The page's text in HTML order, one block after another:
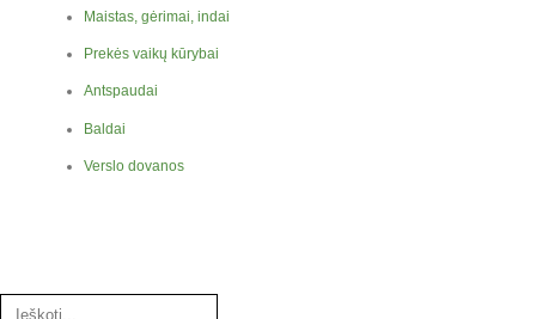
Maistas, gėrimai, indai
Prekės vaikų kūrybai
Antspaudai
Baldai
Verslo dovanos